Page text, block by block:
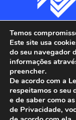
ANFIP -
Temos
Este site usa
do seu navegador
informações
preencher.
De acordo com a
respeitamos o seu
e de saber como
de Privacidade,